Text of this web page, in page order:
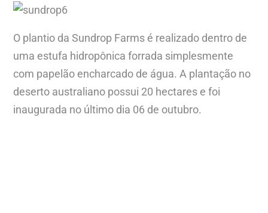
O plantio da Sundrop Farms é realizado dentro de
uma estufa hidropônica forrada simplesmente
com papelão encharcado de água. A plantação no
deserto australiano possui 20 hectares e foi
inaugurada no último dia 06 de outubro.